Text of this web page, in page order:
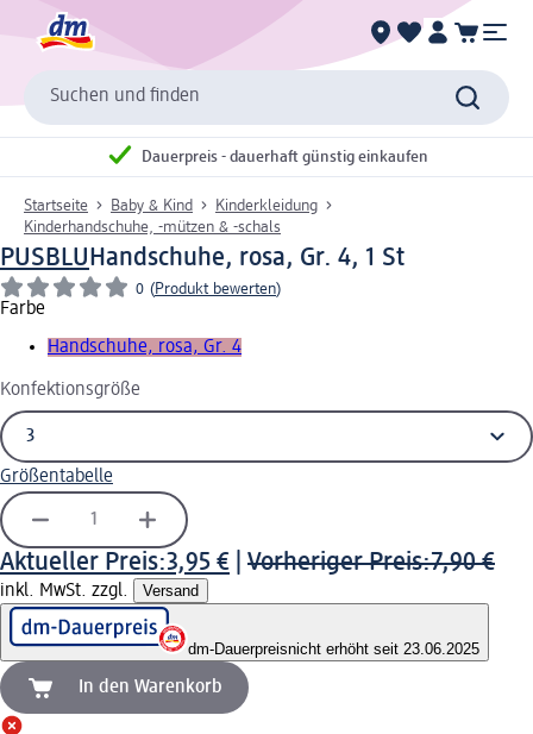
Suchen und finden
Dauerpreis - dauerhaft günstig einkaufen
Startseite Baby & Kind
Kinderkleidung
Kinderhandschuhe, -mützen & -schals
PUSBLU Handschuhe, rosa, Gr. 4, 1 St
0 (Produkt bewerten)
Farbe
Handschuhe, rosa, Gr. 4
Konfektionsgröße
Größentabelle
Aktueller Preis:3,95 € Vorheriger Preis:7,90 €
inkl. MwSt. zzgl. Versand
dm-Dauerpreisnicht erhöht seit 23.06.2025
In den Warenkorb